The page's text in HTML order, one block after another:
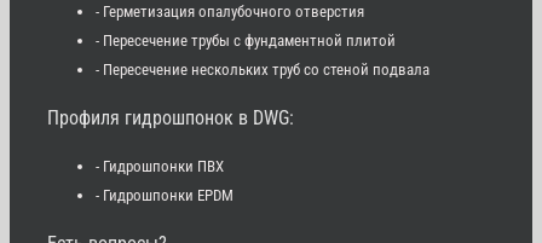
- Герметизация опалубочного отверстия
- Пересечение трубы с фундаментной плитой
- Пересечение нескольких труб со стеной подвала
Профиля гидрошпонок в DWG:
- Гидрошпонки ПВХ
- Гидрошпонки EPDM